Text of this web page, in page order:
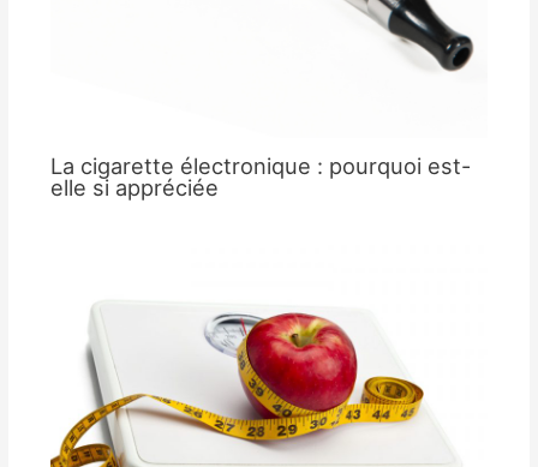
La cigarette électronique : pourquoi est-
elle si appréciée